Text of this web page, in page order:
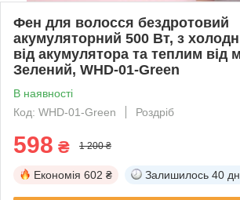
Фен для волосся бездротовий
акумуляторний 500 Вт, з
від акумулятора та теплим від
Зелений, WHD-01-Green
В наявності
Код: WHD-01-Green
Роздріб
598 ₴ 1 200 ₴
Економія 602 ₴ Залишилось 40